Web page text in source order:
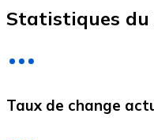
Statistiques du
Taux de change